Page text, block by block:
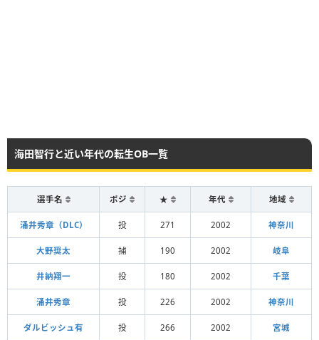
海田智行と近い年代の転生OB一覧
選手名 ポジ ★ 年代 地域
涌井秀章（DLC） 投 271 2002 神奈川
大野奨太 捕 190 2002 岐阜
井納翔一 投 180 2002 千葉
涌井秀章 投 226 2002 神奈川
ダルビッシュ有 投 266 2002 宮城